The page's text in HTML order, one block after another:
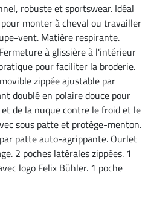
robuste et sportswear. Idéal
monter à cheval ou travailler
vent. Matière respirante.
à glissière à l'intérieur
pour faciliter la broderie.
zippée ajustable par
doublé en polaire douce pour
de la nuque contre le froid et le
sous patte et protège-menton.
patte auto-agrippante. Ourlet
2 poches latérales zippées. 1
logo Felix Bühler. 1 poche